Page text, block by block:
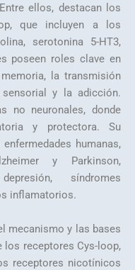
ellos, destacan los
que incluyen a los
serotonina 5-HT3,
poseen roles clave en
la transmisión
sensorial y la adicción.
no neuronales, donde
y protectora. Su
humanas,
y Parkinson,
síndromes
inflamatorios.
mecanismo y las bases
los receptores Cys-loop,
receptores nicotínicos